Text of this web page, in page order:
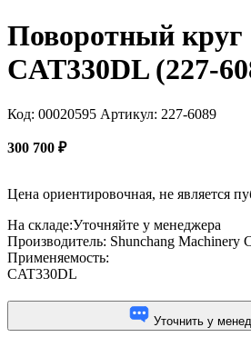
Поворотный круг
CAT330DL (227-
Код: 00020595 Артикул: 227-6089
300 700 ₽
Цена ориентировочная, не является
На складе:Уточняйте у менеджера
Производитель: Shunchang Machinery
Применяемость:
CAT330DL
Уточнить у